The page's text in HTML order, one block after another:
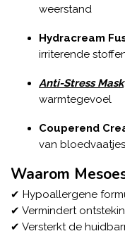
weerstand
Hydracream
irriterende
Anti-Stress Mask
warmtegevoel
Couperend
van bloedvaatjes
Waarom
✔ Hypoallergene
✔ Vermindert
✔ Versterkt de